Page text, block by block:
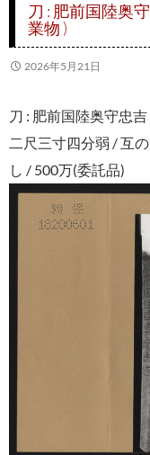
刀 : 肥前国陸奥
業物 )
2026年5月21日
刀 : 肥前国陸奥守忠
二尺三寸四分弱 / 互
し / 500万(委託品)